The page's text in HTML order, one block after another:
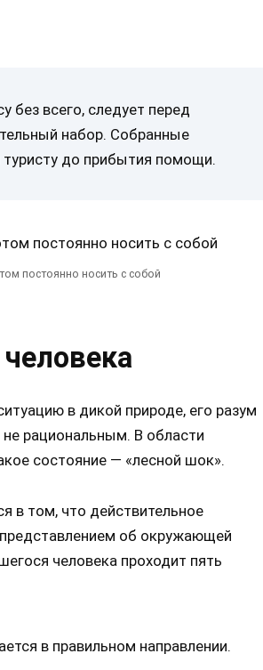
без всего, следует перед
набор. Собранные
до прибытия помощи.
постоянно носить с собой
в дикой природе, его разум
рациональным. В области
состояние — «лесной шок».
в том, что действительное
об окружающей
человека проходит пять
в правильном направлении.